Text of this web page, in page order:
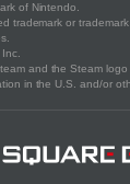
of Nintendo.
trademark or
and the Steam
in the U.S. and/or